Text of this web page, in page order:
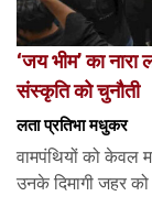
‘जय भीम’ का नारा
संस्कृति को चुनौती
लता प्रतिभा मधुकर
वामपंथियों को केवल
उनके दिमागी जहर